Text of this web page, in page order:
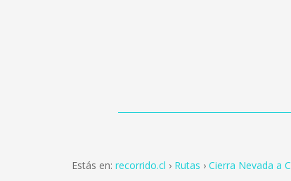
Estás en: recorrido.cl Rutas Cierra Nevada a